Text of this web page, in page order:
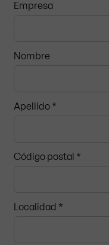
Empresa
Nombre
Apellido *
Código postal *
Localidad *